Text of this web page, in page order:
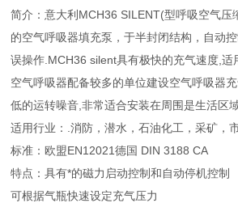
简介：意大利MCH36 SILENT(型呼吸空气压
的空气呼吸器填充泵，于半封闭结构，自动
误操作.MCH36 silent具有极快的充气速度,适
空气呼吸器配备较多的单位建设空气呼吸器
低的运转噪音,非常适合安装在周围是生活区
适用行业：.消防，潜水，石油化工，采矿，
标准：欧盟EN12021德国 DIN 3188 CA
特点：具有*的磁力启动控制和自动停机控制
可根据气瓶快速设定充气压力